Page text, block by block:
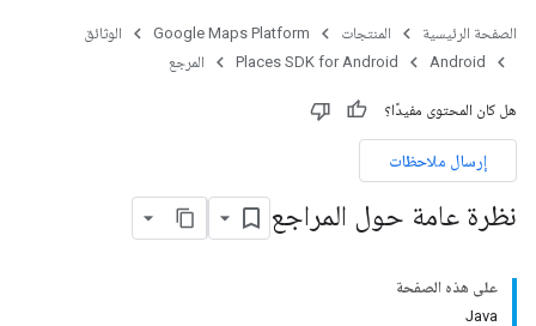
الصفحة الرئيسية المنتجات Google Maps Platform
الوثائق
Android
Places SDK for Android المرجع
هل كان المحتوى مفيدًا؟
إرسال ملاحظات
نظرة عامة حول المراجع
على هذه الصفحة
Java